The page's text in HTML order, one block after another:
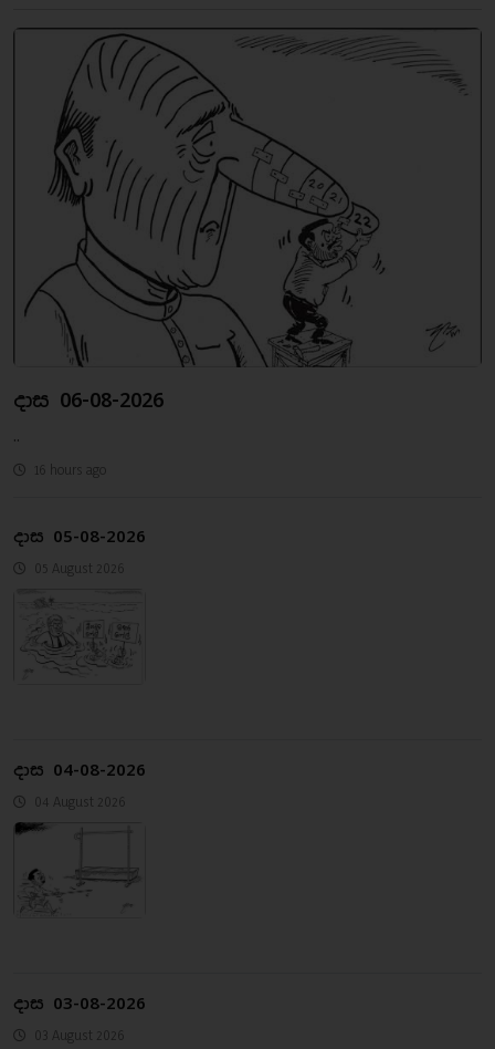
දාස 06-08-2026
..
16 hours ago
දාස 05-08-2026
05 August 2026
දාස 04-08-2026
04 August 2026
දාස 03-08-2026
03 August 2026